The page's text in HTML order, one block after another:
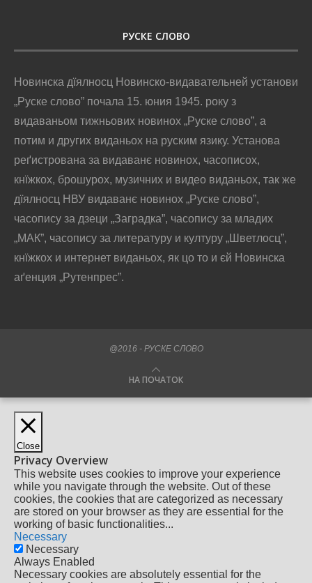
РУСКЕ СЛОВО
Новинска дїялносц Новинско-видавательней установи
„Руске слово” почала 15. юния 1945. року з
видаваньом тижньових новинох „Руске слово”, а
потим и других виданьох на руским язику. Установа
реґистрована за видаванє новинох, часописох,
кнїжкох, брошурох, музичних и видео виданьох, так же
дїялносц НВУ видаванє новинох „Руске слово”,
часопису за дзеци „Заградка”, часопису за младих
„МАК”, часопису за литературу и културу „Шветлосц”,
кнїжкох и интернет виданьох, як цо то и єй Новинска
аґенция „Рутенпрес”.
@2016 - РУСКЕ СЛОВО
НА ПОЧАТОК
Close
Privacy Overview
This website uses cookies to improve your experience
while you navigate through the website. Out of these
cookies, the cookies that are categorized as necessary
are stored on your browser as they are essential for the
working of basic functionalities...
Necessary
Necessary
Always Enabled
Necessary cookies are absolutely essential for the